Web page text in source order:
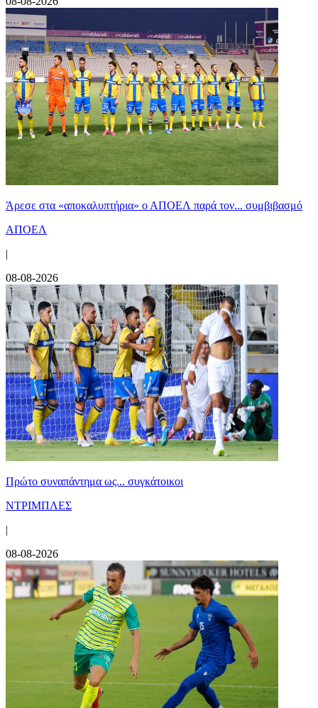
Άρεσε στα «αποκαλυπτήρια» ο ΑΠΟΕΛ παρά τον... συμβιβασμό
ΑΠΟΕΛ
|
08-08-2026
Πρώτο συναπάντημα ως... συγκάτοικοι
ΝΤΡΙΜΠΛΕΣ
|
08-08-2026